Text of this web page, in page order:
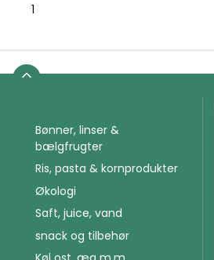
1
Bønner, linser &
bælgfrugter
Ris, pasta & kornprodukter
Økologi
Saft, juice, vand
snack og tilbehør